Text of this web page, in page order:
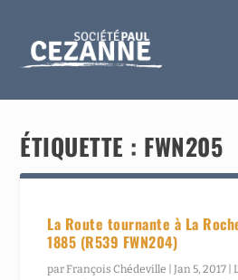
ÉTIQUETTE : FWN205
La Route tournante à La
1885 (R539 FWN204)
parFrançois Chédeville |Jan 5, 2017 |